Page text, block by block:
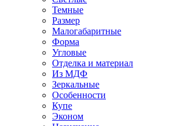
Темные
Размер
Малогабаритные
Форма
Угловые
Отделка и материал
Из МДФ
Зеркальные
Особенности
Купе
Эконом